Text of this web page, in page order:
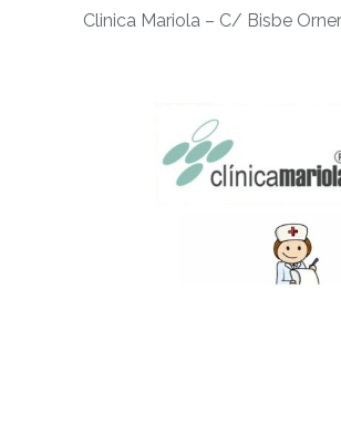
Clinica Mariola – C/ Bisbe